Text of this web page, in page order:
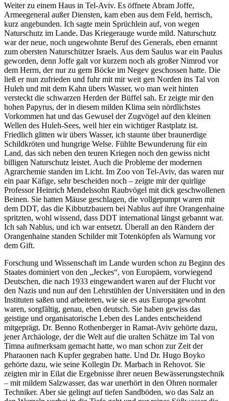
Weiter zu einem Haus in Tel-Aviv. Es öffnete Abram Joffe,
Armeegeneral außer Diensten, kam eben aus dem Feld, herrisch,
kurz angebunden. Ich sagte mein Sprüchlein auf, von wegen
Naturschutz im Lande. Das Kriegerauge wurde mild. Naturschutz
war der neue, noch ungewohnte Beruf des Generals, eben ernannt
zum obersten Naturschützer Israels. Aus dem Saulus war ein Paulus
geworden, denn Joffe galt vor kurzem noch als großer Nimrod vor
dem Herrn, der nur zu gern Böcke im Negev geschossen hatte. Die
ließ er nun zufrieden und fuhr mit mir weit gen Norden ins Tal von
Huleh und mit dem Kahn übers Wasser, wo man weit hinten
versteckt die schwarzen Herden der Büffel sah. Er zeigte mir den
hohen Papyrus, der in diesem milden Klima sein nördlichstes
Vorkommen hat und das Gewusel der Zugvögel auf den kleinen
Wellen des Huleh-Sees, weil hier ein wichtiger Rastplatz ist.
Friedlich glitten wir übers Wasser, ich staunte über braunerdige
Schildkröten und hungrige Welse. Fühlte Bewunderung für ein
Land, das sich neben den teuren Kriegen noch den gewiss nicht
billigen Naturschutz leistet. Auch die Probleme der modernen
Agrarchemie standen im Licht. Im Zoo von Tel-Aviv, das waren nur
ein paar Käfige, sehr bescheiden noch – zeigte mir der quirlige
Professor Heinrich Mendelssohn Raubvögel mit dick geschwollenen
Beinen. Sie hatten Mäuse geschlagen, die vollgepumpt waren mit
dem DDT, das die Kibbutzbauern bei Nablus auf ihre Orangenhaine
spritzten, wohl wissend, dass DDT international längst gebannt war.
Ich sah Nablus, und ich war entsetzt. Überall an den Rändern der
Orangenhaine standen Schilder mit Totenköpfen als Warnung vor
dem Gift.
Forschung und Wissenschaft im Lande wurden schon zu Beginn des
Staates dominiert von den
Jeckes , von Europäern, vorwiegend
Deutschen, die nach 1933 eingewandert waren auf der Flucht vor
den Nazis und nun auf den Lehrstühlen der Universitäten und in den
Instituten saßen und arbeiteten, wie sie es aus Europa gewohnt
waren, sorgfältig, genau, eben deutsch. Sie haben gewiss das
geistige und organisatorische Leben des Landes entscheidend
mitgeprägt. Dr. Benno Rothenberger in Ramat-Aviv gehörte dazu,
jener Archäologe, der die Welt auf die uralten Schätze im Tal von
Timna aufmerksam gemacht hatte, wo man schon zur Zeit der
Pharaonen nach Kupfer gegraben hatte. Und Dr. Hugo Boyko
gehörte dazu, wie seine Kollegin Dr. Marbach in Rehovot. Sie
zeigten mir in Eilat die Ergebnisse ihrer neuen Bewässerungstechnik
– mit mildem Salzwasser, das war unerhört in den Ohren normaler
Techniker. Aber sie gelingt auf tiefen Sandböden, wo das Salz an